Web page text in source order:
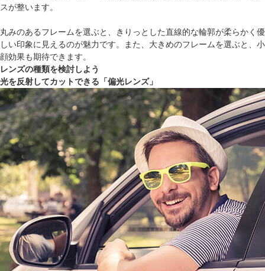
スが整います。
丸みのあるフレームを選ぶと、きりっとした直線的な輪郭が柔らかく優
しい印象に見えるのが魅力です。また、大きめのフレームを選ぶと、小
顔効果も期待できます。
レンズの種類を検討しよう
光を反射してカットできる「偏光レンズ」